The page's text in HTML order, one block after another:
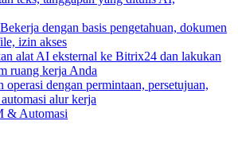
Bekerja dengan basis pengetahuan, dokumen
izin akses
alat AI eksternal ke Bitrix24 dan lakukan
ruang kerja Anda
operasi dengan permintaan, persetujuan,
alur kerja
& Automasi